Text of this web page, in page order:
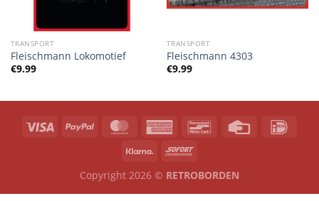
TRANSPORT
Fleischmann Lokomotief
€9.99
TRANSPORT
Fleischmann 4303
€9.99
Copyright 2026 © RETROBORDEN